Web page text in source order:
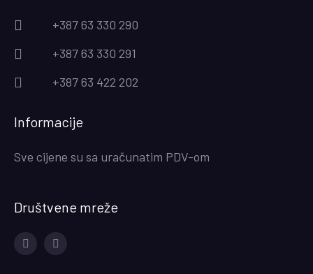
+387 63 330 290
+387 63 330 291
+387 63 422 202
Informacije
Sve cijene su sa uračunatim PDV-om
Društvene mreže